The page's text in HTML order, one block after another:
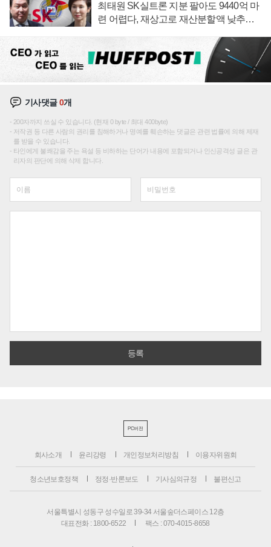
최태원 SK실트론 지분 팔아도 9440억 마
련 어렵다, 재상고로 재산분할액 낮추기
기사댓글0개
200자까지 쓰실 수 있습니다. (현재 0 byte / 최대 400byte)
저작권 등 다른 사람의 권리를 침해하거나 명예를 훼손하는 댓글은 관련 법률에 의해 제재
를 받을 수 있습니다.
타인에게 불쾌감을 주는 욕설 등 비하하는 단어가 내용에 포함되거나 인신공격성 글은 관
리자의 판단에 의해 삭제 합니다.
PC버전
회사소개 윤리강령 개인정보처리방침 이용자위원회
청소년보호정책 정정·반론보도 기사심의규정 불편신고
서울특별시 성동구 성수일로 39-34 서울숲더스페이스 12층
대표전화 : 1800-6522
팩스 : 070-4015-8658